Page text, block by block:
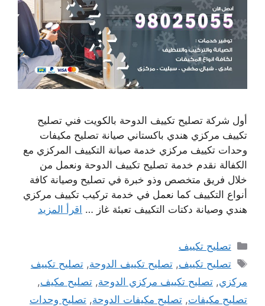
أول شركة تصليح تكييف الدوحة بالكويت فني تصليح
تكييف مركزي هندي باكستاني صيانة تصليح مكيفات
وحدات تكييف مركزي خدمة صيانة التكييف المركزي مع
الكفالة نقدم خدمة تصليح تكييف الدوحة ونعمل من
خلال فريق متخصص وذو خبرة في تصليح وصيانة كافة
أنواع التكييف كما نعمل في خدمة تركيب تكييف مركزي
هندي وصيانة دكتات التكييف تعبئة غاز … اقرأ المزيد
التصنيفات
تصليح تكييف
الوسوم
تصليح تكييف,تصليح تكييف الدوحة,تصليح تكييف
مركزي, تصليح تكييف مركزي الدوحة, تصليح مكيف,
تصليح مكيفات, تصليح مكيفات الدوحة, تصليح وحدات